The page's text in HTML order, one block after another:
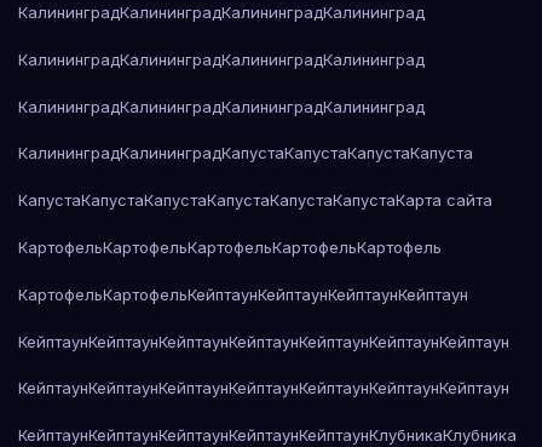
КалининградКалининградКалининградКалининград
КалининградКалининградКалининградКалининград
КалининградКалининградКалининградКалининград
КалининградКалининградКапустаКапустаКапустаКапуста
КапустаКапустаКапустаКапустаКапустаКапустаКарта сайта
КартофельКартофельКартофельКартофельКартофель
КартофельКартофельКейптаунКейптаунКейптаунКейптаун
КейптаунКейптаунКейптаунКейптаунКейптаунКейптаунКейптаун
КейптаунКейптаунКейптаунКейптаунКейптаунКейптаунКейптаун
КейптаунКейптаунКейптаунКейптаунКейптаунКлубникаКлубника